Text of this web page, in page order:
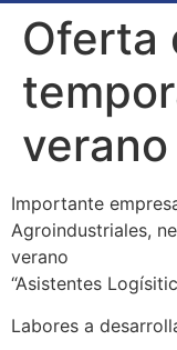
Oferta
verano
Importante
Agroindustriales,
verano
“Asistentes
Labores a